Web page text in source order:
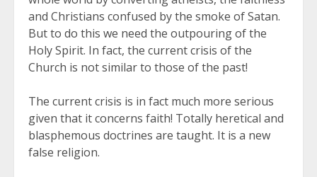
and Christians confused by the smoke of Satan.
But to do this we need the outpouring of the
Holy Spirit. In fact, the current crisis of the
Church is not similar to those of the past!
The current crisis is in fact much more serious
given that it concerns faith! Totally heretical and
blasphemous doctrines are taught. It is a new
false religion.